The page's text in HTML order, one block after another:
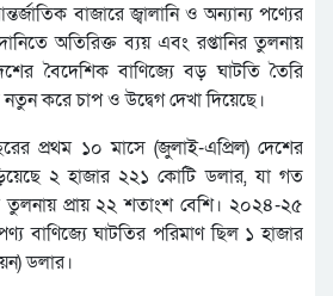
বাজারে জ্বালানি ও অন্যান্য পণ্যের
অতিরিক্ত ব্যয় এবং রপ্তানির তুলনায়
বৈদেশিক বাণিজ্যে বড় ঘাটতি তৈরি
করে চাপ ও উদ্বেগ দেখা দিয়েছে।
প্রথম ১০ মাসে (জুলাই-এপ্রিল) দেশের
২ হাজার ২২১ কোটি ডলার, যা গত
প্রায় ২২ শতাংশ বেশি। ২০২৪-২৫
বাণিজ্যে ঘাটতির পরিমাণ ছিল ১ হাজার
ডলার।